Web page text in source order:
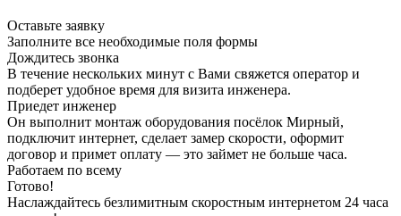
Оставьте заявку
Заполните все необходимые поля формы
Дождитесь звонка
В течение нескольких минут с Вами свяжется оператор и
подберет удобное время для визита инженера.
Приедет инженер
Он выполнит монтаж оборудования посёлок Мирный,
подключит интернет, сделает замер скорости, оформит
договор и примет оплату — это займет не больше часа.
Работаем по всему
Готово!
Наслаждайтесь безлимитным скоростным интернетом 24 часа